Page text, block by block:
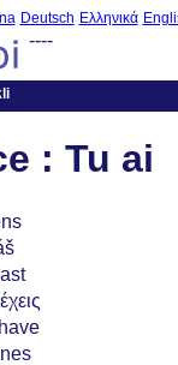
Deutsch Ελληνικά
----
: Tu ai